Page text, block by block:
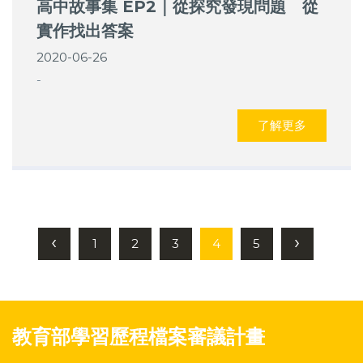
高中故事集 EP2｜從探究發現問題 從
實作找出答案
2020-06-26
-
了解更多
‹ 1 2 3 4 5 ›
教育部學習歷程檔案審議計畫